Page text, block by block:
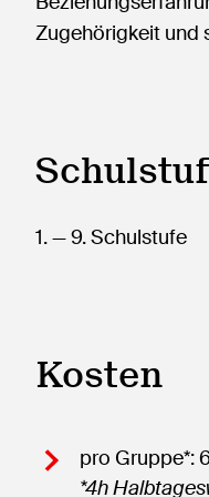
Zugehörigkeit und
1.— 9.Schulstufe
Kosten
pro Gruppe*:
*4h